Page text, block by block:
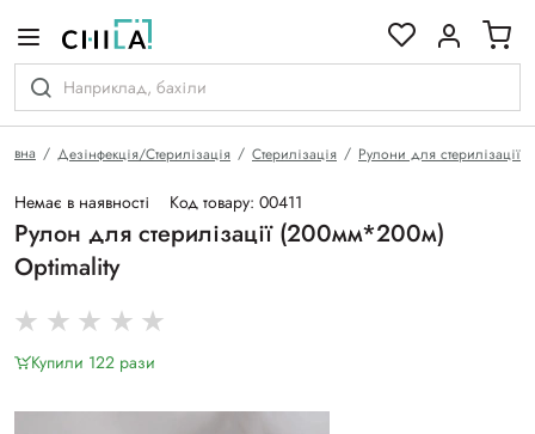
Дезінфекція/Стерилізація Стерилізація Рулони для стерилізації
Немає в наявності Код товару: 00411
Рулон для стерилізації (200мм*200м)
Optimality
Купили 122 рази
гамі